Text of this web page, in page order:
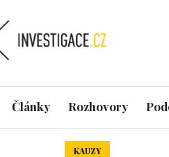
Články Rozhovory
KAUZY